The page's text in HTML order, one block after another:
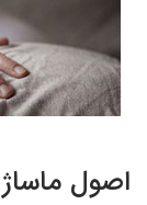
اصول